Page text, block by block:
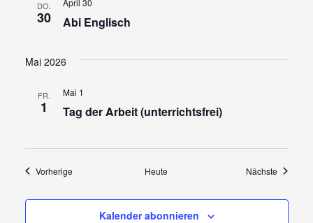
DO.
30 Abi Englisch
Mai 2026
FR.
1 Tag der Arbeit (unterrichtsfrei)
Mai 1
VorherigeVeranstaltungen Heute Nächste
Kalender abonnieren